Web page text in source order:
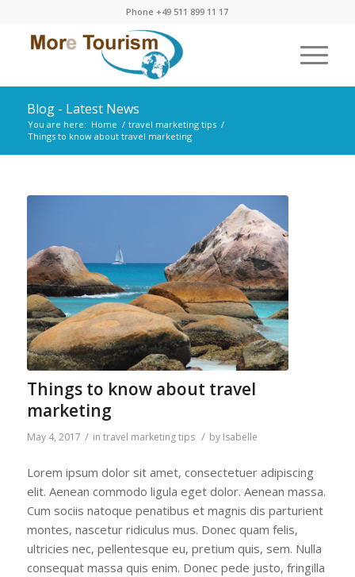
Phone+49 511 899 11 17
Blog - Latest News
You are here: Home / travel marketing tips /
Things to know about travel marketing
Things to know about travel
marketing
May 4, 2017 / in travel marketing tips / by Isabelle
Lorem ipsum dolor sit amet, consectetuer adipiscing
elit. Aenean commodo ligula eget dolor. Aenean massa.
Cum sociis natoque penatibus et magnis dis parturient
montes, nascetur ridiculus mus. Donec quam felis,
ultricies nec, pellentesque eu, pretium quis, sem. Nulla
consequat massa quis enim. Donec pede justo, fringilla